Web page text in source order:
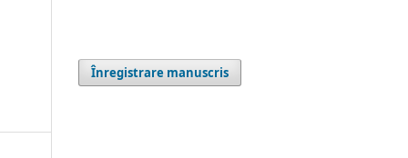
Înregistrare manuscris